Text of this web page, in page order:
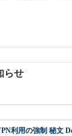
らせ
利用の強制 秘文